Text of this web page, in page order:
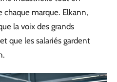
chaque marque. Elkann,
la voix des grands
que les salariés gardent